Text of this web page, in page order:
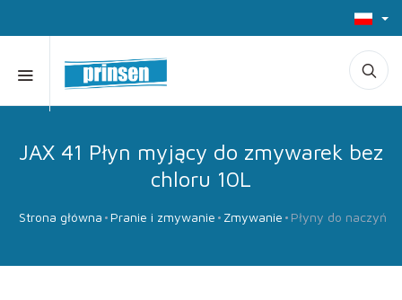
JAX 41 Płyn myjący do zmywarek bez
chloru 10L
Strona główna Pranie i zmywanie Zmywanie Płyny do naczyń